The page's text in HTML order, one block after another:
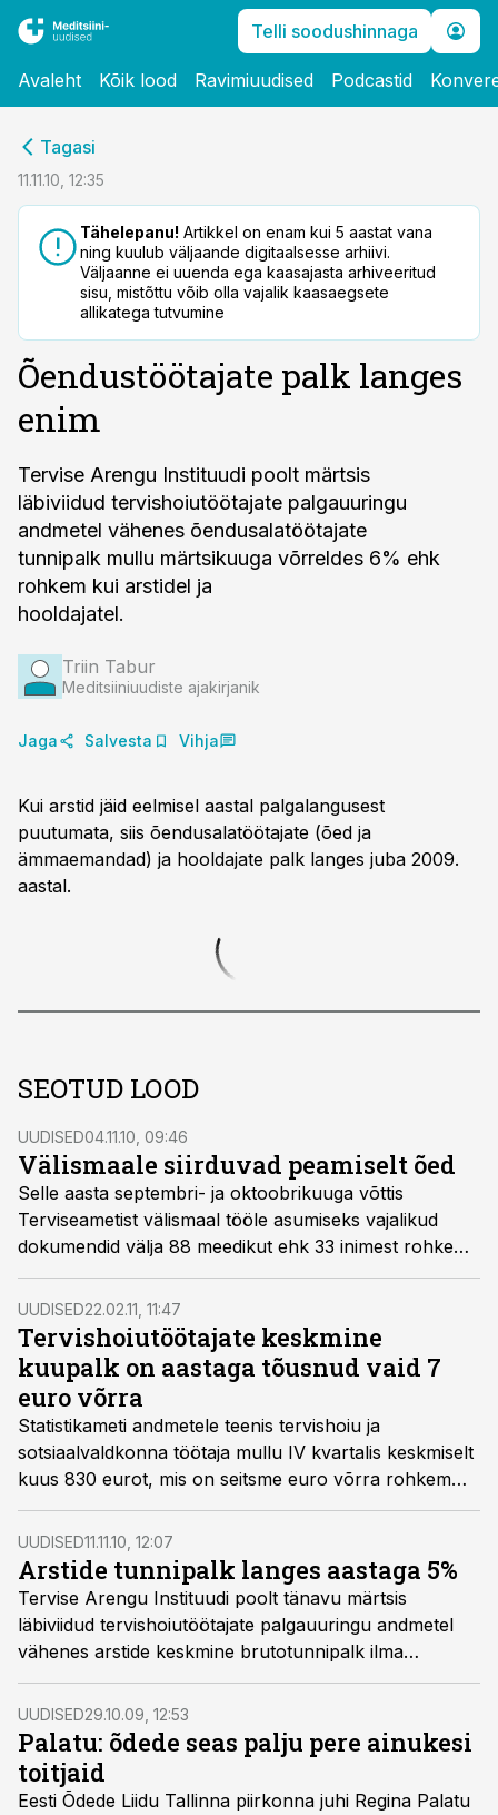
Telli soodushinnaga
Avaleht Kõik lood Ravimiuudised Podcastid
Tagasi
11.11.10, 12:35
Tähelepanu! Artikkel on enam kui 5 aastat vana
ning kuulub väljaande digitaalsesse arhiivi.
Väljaanne ei uuenda ega kaasajasta arhiveeritud
sisu, mistõttu võib olla vajalik kaasaegsete
allikatega tutvumine
Õendustöötajate palk langes
enim
Tervise Arengu Instituudi poolt märtsis
läbiviidud tervishoiutöötajate palgauuringu
andmetel vähenes õendusalatöötajate
tunnipalk mullu märtsikuuga võrreldes 6% ehk
rohkem kui arstidel ja
hooldajatel.
Triin Tabur
Meditsiiniuudiste ajakirjanik
Jaga Salvesta Vihja
Kui arstid jäid eelmisel aastal palgalangusest
puutumata, siis õendusalatöötajate (õed ja
ämmaemandad) ja hooldajate palk langes juba 2009.
aastal.
SEOTUD LOOD
UUDISED04.11.10, 09:46
Välismaale siirduvad peamiselt õed
Selle aasta septembri- ja oktoobrikuuga võttis
Terviseametist välismaal tööle asumiseks vajalikud
dokumendid välja 88 meedikut ehk 33 inimest rohkem
kui mullu samal perioodil. Neist üle poole on õed.
UUDISED22.02.11, 11:47
Tervishoiutöötajate keskmine
kuupalk on aastaga tõusnud vaid 7
euro võrra
Statistikameti andmetele teenis tervishoiu ja
sotsiaalvaldkonna töötaja mullu IV kvartalis keskmiselt
kuus 830 eurot, mis on seitsme euro võrra rohkem
kui aasta tagasi samal perioodil.
UUDISED11.11.10, 12:07
Arstide tunnipalk langes aastaga 5%
Tervise Arengu Instituudi poolt tänavu märtsis
läbiviidud tervishoiutöötajate palgauuringu andmetel
vähenes arstide keskmine brutotunnipalk ilma
lisatasudeta võrreldes eelmise aasta märtsiga 5%.
Haiglas töötavate arstide kuu põhipalk tõusis 2%
võrra.
UUDISED29.10.09, 12:53
Palatu: õdede seas palju pere ainukesi
toitjaid
Eesti Õdede Liidu Tallinna piirkonna juhi Regina Palatu